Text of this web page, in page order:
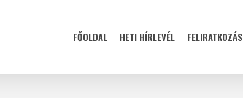
FŐOLDAL HETI HÍRLEVÉL FELIRATKOZÁS